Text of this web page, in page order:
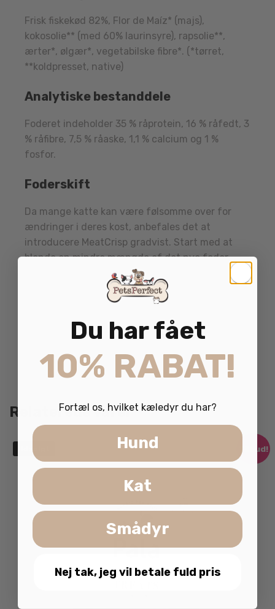
Frisk fiskekød 82%, Flor de Maíz* (majs),
kokosolie** (med 60% laurinsyre), rapsolie**,
ærter*, ølgær*, vegetabilske fibre*. (*tørret,
**koldpresset, native)
Analytiske bestanddele
Foderet indeholder 35 % råprotein, 16 % råfedt, 3
% råfibre, 7,5 % råaske, 1,1 % calcium og 1 %
fosfor.
Foderskift
Da mange katte kan være følsomme over for
ændringer i deres kost, anbefales det at
introducere MeatCrisp gradvist. Start med at
blande en mindre mængde af det nye foder
med kattens nuværende foder og øg langsomt
andelen over cirka en uge. På den måde får
katten mulighed for at vænne sig til den nye
smag og duft i sit eget tempo.
Relaterede varer
Tilbud!
Udsolgt
Du har fået
10% RABAT!
Fortæl os, hvilket kæledyr du har?
Hund
Kat
Smådyr
Nej tak, jeg vil betale fuld pris